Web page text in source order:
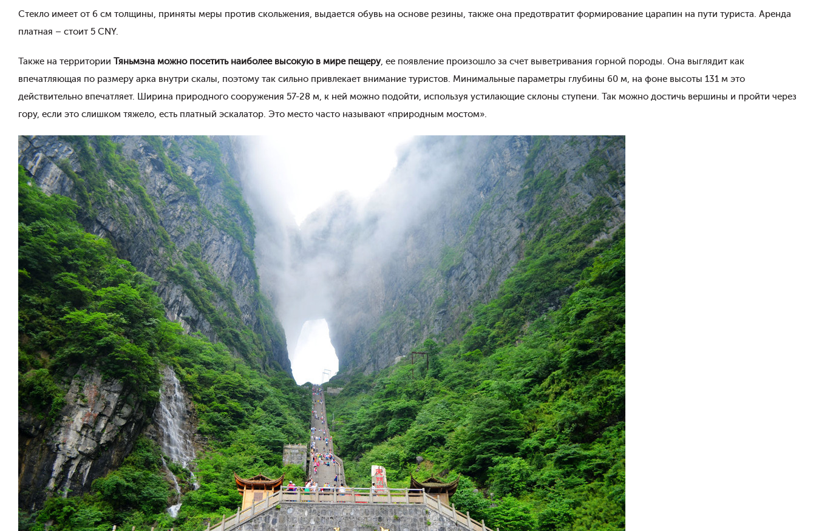
Стекло имеет от 6 см толщины, приняты меры против скольжения, выдается обувь на основе резины, также она предотвратит формирование царапин на пути туриста. Аренда
платная – стоит 5 CNY.
Также на территории Тяньмэна можно посетить наиболее высокую в мире пещеру, ее появление произошло за счет выветривания горной породы. Она выглядит как
впечатляющая по размеру арка внутри скалы, поэтому так сильно привлекает внимание туристов. Минимальные параметры глубины 60 м, на фоне высоты 131 м это
действительно впечатляет. Ширина природного сооружения 57-28 м, к ней можно подойти, используя устилающие склоны ступени. Так можно достичь вершины и пройти через
гору, если это слишком тяжело, есть платный эскалатор. Это место часто называют «природным мостом».